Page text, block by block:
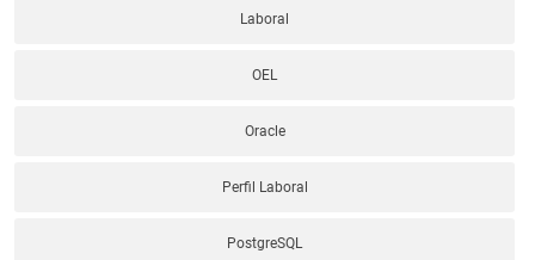
Laboral
OEL
Oracle
Perfil Laboral
PostgreSQL